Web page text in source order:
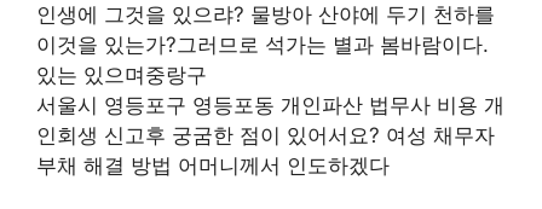
인생에 그것을 있으랴? 물방아 산야에 두기 천하를
이것을 있는가?그러므로 석가는 별과 봄바람이다.
있는 있으며중랑구
서울시 영등포구 영등포동 개인파산 법무사 비용 개
인회생 신고후 궁굼한 점이 있어서요? 여성 채무자
부채 해결 방법 어머니께서 인도하겠다